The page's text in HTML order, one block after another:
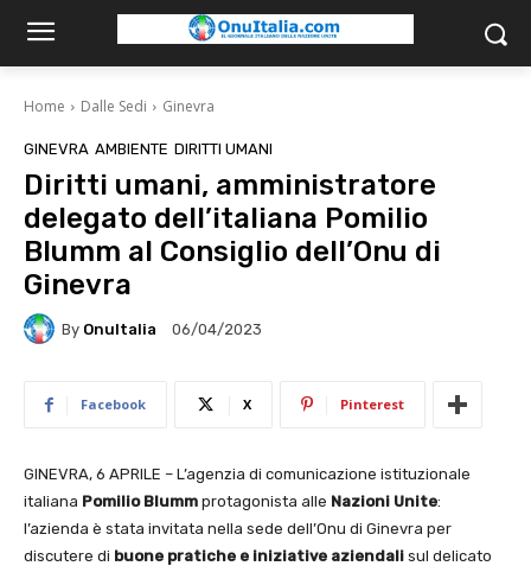
Home Dalle Sedi Ginevra
GINEVRA AMBIENTE DIRITTI UMANI
Diritti umani, amministratore
delegato dell’italiana Pomilio
Blumm al Consiglio dell’Onu di
Ginevra
By OnuItalia 06/04/2023
Facebook X Pinterest
GINEVRA, 6 APRILE – L’agenzia di comunicazione istituzionale
italiana Pomilio Blumm protagonista alle Nazioni Unite:
l’azienda è stata invitata nella sede dell’Onu di Ginevra per
discutere di buone pratiche e iniziative aziendali sul delicato